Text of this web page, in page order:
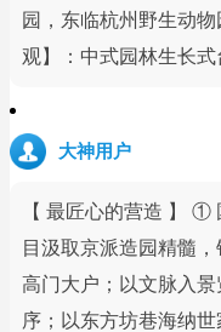
园，东临杭州野生动
观】：中式园林生长
大神用户
【 最匠心的营造 】 ①
目汲取京派造园精髓
高门大户；以文脉入
序；以东方坊巷海纳